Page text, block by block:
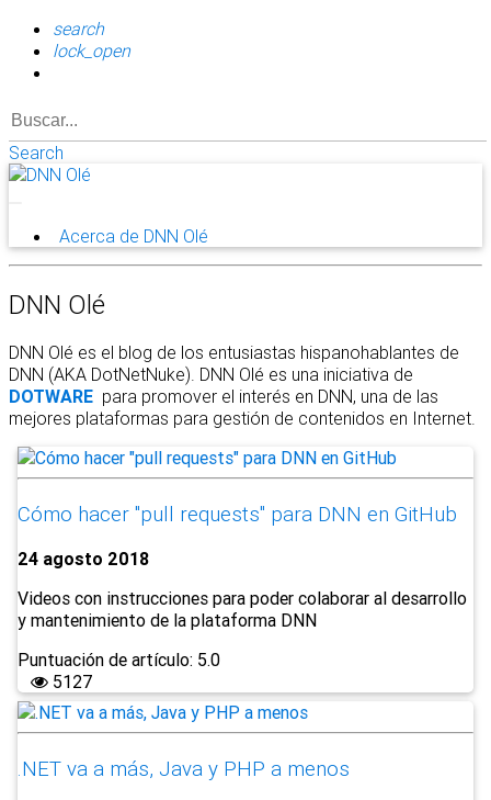
search
lock_open
Search
Acerca de DNN Olé
DNN Olé
DNN Olé es el blog de los entusiastas hispanohablantes de
DNN (AKA DotNetNuke). DNN Olé es una iniciativa de
DOTWARE para promover el interés en DNN, una de las
mejores plataformas para gestión de contenidos en Internet.
Cómo hacer "pull requests" para DNN en GitHub
24 agosto 2018
Videos con instrucciones para poder colaborar al desarrollo
y mantenimiento de la plataforma DNN
Puntuación de artículo: 5.0
5127
.NET va a más, Java y PHP a menos